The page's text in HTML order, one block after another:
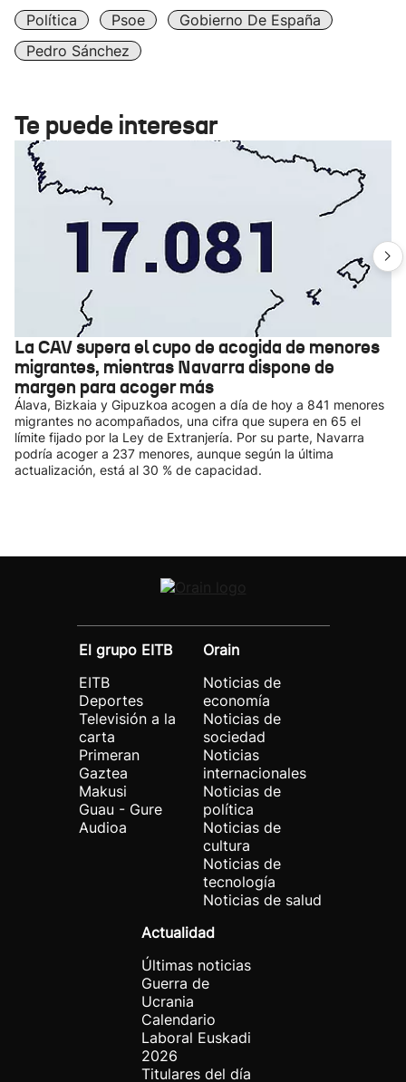
Política Psoe
Gobierno De España
Pedro Sánchez
Te puede interesar
La CAV supera el cupo de acogida de menores
migrantes, mientras Navarra dispone de
margen para acoger más
Álava, Bizkaia y Gipuzkoa acogen a día de hoy a 841 menores
migrantes no acompañados, una cifra que supera en 65 el
límite fijado por la Ley de Extranjería. Por su parte, Navarra
podría acoger a 237 menores, aunque según la última
actualización, está al 30 % de capacidad.
El grupo EITB
EITB
Deportes
Televisión a la
carta
Primeran
Gaztea
Makusi
Guau - Gure
Audioa
Orain
Noticias de
economía
Noticias de
sociedad
Noticias
internacionales
Noticias de
política
Noticias de
cultura
Noticias de
tecnología
Noticias de salud
Actualidad
Últimas noticias
Guerra de
Ucrania
Calendario
Laboral Euskadi
2026
Titulares del día